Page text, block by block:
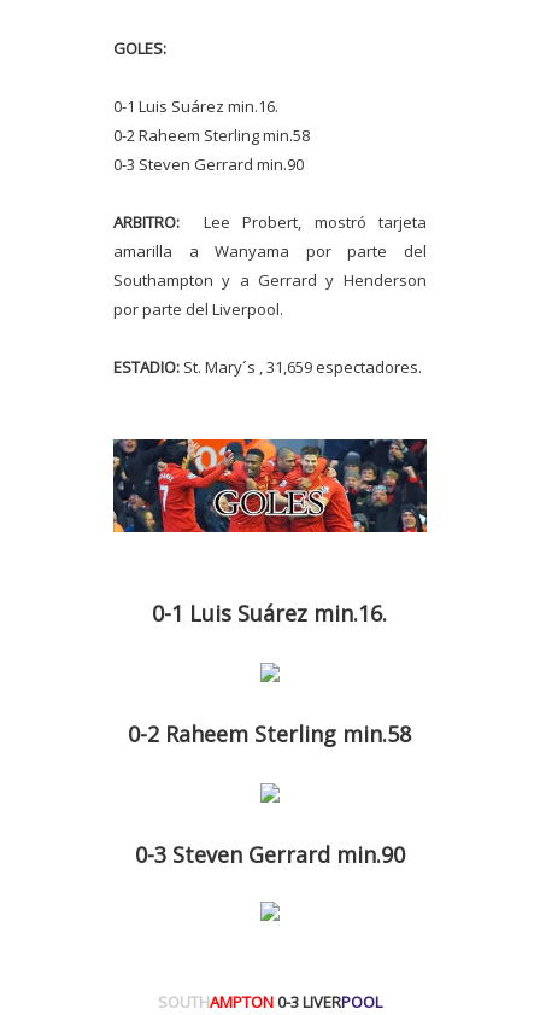
GOLES:
0-1 Luis Suárez min.16.
0-2 Raheem Sterling min.58
0-3 Steven Gerrard min.90
ARBITRO:
Lee Probert, mostró tarjeta
amarilla a Wanyama por parte del
Southampton y a Gerrard y Henderson
por parte del Liverpool.
ESTADIO: St. Mary´s , 31,659 espectadores.
0-1 Luis Suárez min.16.
0-2 Raheem Sterling min.58
0-3 Steven Gerrard min.90
SOUTHAMPTON0-3 LIVERPOOL